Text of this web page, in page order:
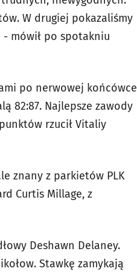
W drugiej pokazaliśmy
- mówił po spotakniu
po nerwowej końcówce
82:87. Najlepsze zawody
rzucił Vitaliy
znany z parkietów PLK
Curtis Millage, z
Deshawn Delaney.
Stawkę zamykają